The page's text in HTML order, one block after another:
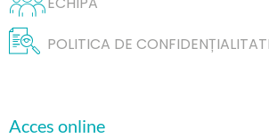
POLITICA DE
Acces online